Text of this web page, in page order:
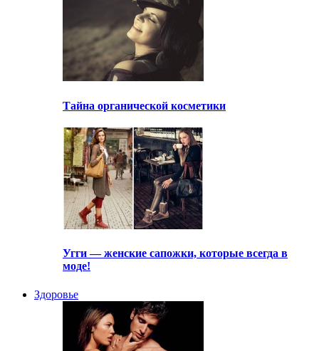
Тайна органической косметики
Угги — женские сапожки, которые всегда в
моде!
Здоровье